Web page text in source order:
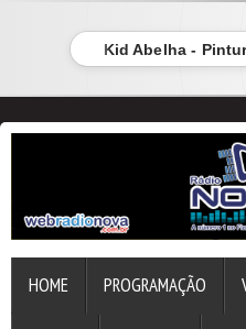
Kid Abelha -
HOME PROGRAMAÇÃO